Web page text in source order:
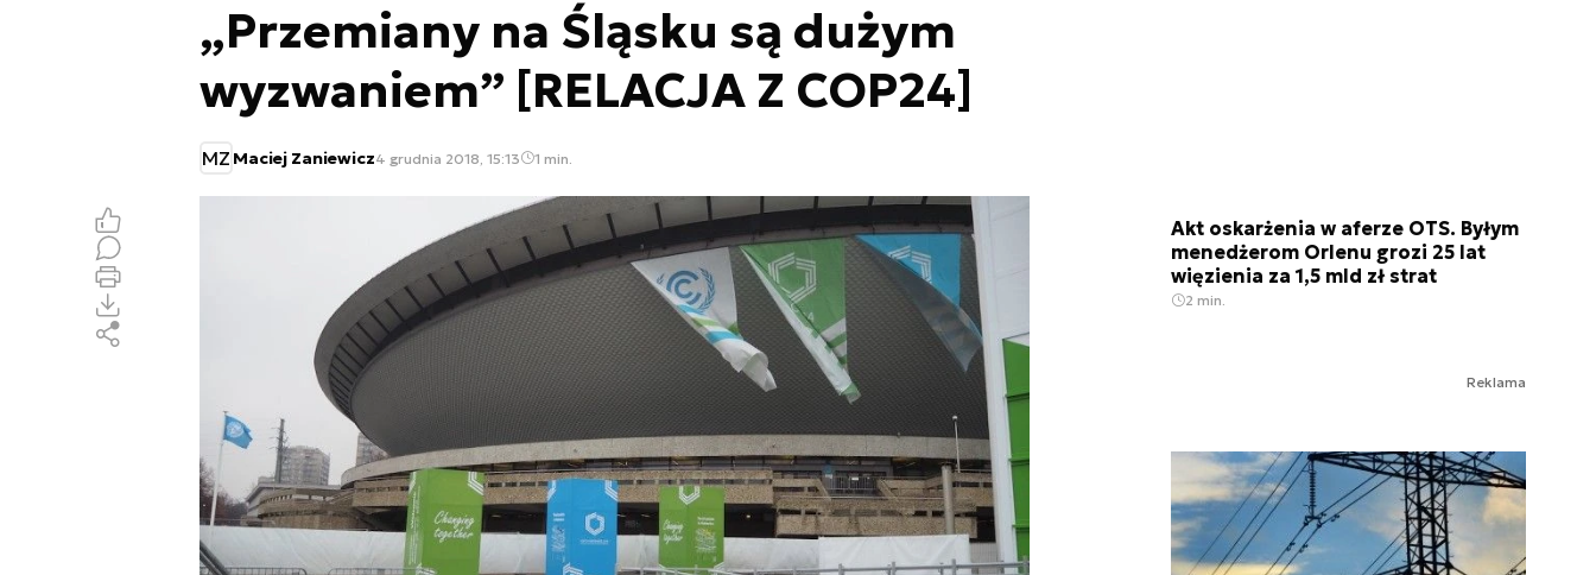
„Przemiany na Śląsku są dużym
wyzwaniem” [RELACJA Z COP24]
MZ Maciej Zaniewicz4 grudnia 2018, 15:13 1 min.
Akt oskarżenia w aferze OTS. Byłym
menedżerom Orlenu grozi 25 lat
więzienia za 1,5 mld zł strat
2 min.
Reklama